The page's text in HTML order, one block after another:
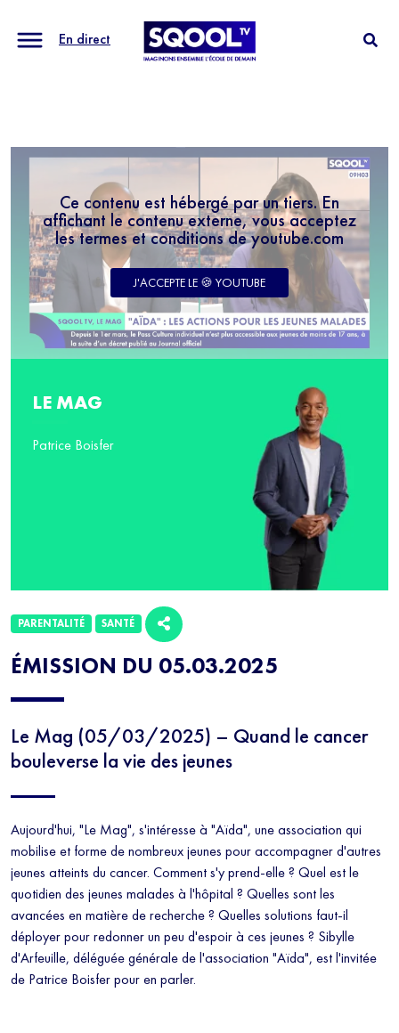
En direct
Ce contenu est hébergé par un tiers. En
affichant le contenu externe, vous acceptez
les termes et conditions de youtube.com
J'ACCEPTE LE 🍪 YOUTUBE
ÉMISSION DU 05.03.2025
Le Mag (05/03/2025) – Quand le cancer
bouleverse la vie des jeunes
Aujourd'hui, "Le Mag", s'intéresse à "Aïda", une association qui
mobilise et forme de nombreux jeunes pour accompagner d'autres
jeunes atteints du cancer. Comment s'y prend-elle ? Quel est le
quotidien des jeunes malades à l'hôpital ? Quelles sont les
avancées en matière de recherche ? Quelles solutions faut-il
déployer pour redonner un peu d'espoir à ces jeunes ? Sibylle
d'Arfeuille, déléguée générale de l'association "Aïda", est l'invitée
de Patrice Boisfer pour en parler.
PARENTALITÉ SANTÉ
LE MAG
Patrice Boisfer